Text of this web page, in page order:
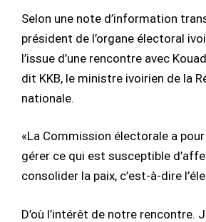
Selon une note d’information
président de l’organe électoral
l’issue d’une rencontre avec
dit KKB, le ministre ivoirien de la
nationale.
«La Commission électorale a
gérer ce qui est susceptible
consolider la paix, c’est-à-dire
D’où l’intérêt de notre rencontre.